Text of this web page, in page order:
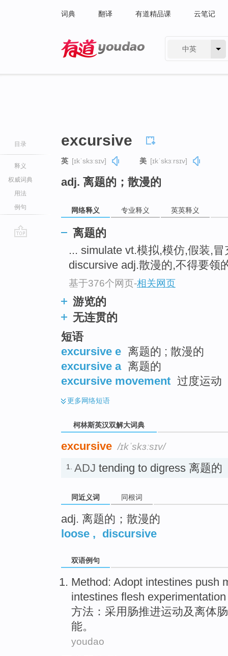
词典 翻译 有道精品课 云笔记
中英
目录
释义
权威词典
用法
例句
excursive
英 [ɪkˈskɜːsɪv] 美 [ɪkˈskɜːrsɪv]
adj. 离题的；散漫的
网络释义 专业释义 英英释义
离题的
... simulate vt.模拟,模仿,假装,
discursive adj.散漫的,不得要领
基于376个网页-相关网页
游览的
无连贯的
短语
excursive e 离题的 ; 散漫的
excursive a 离题的
excursive movement 过度运动
更多网络短语
柯林斯英汉双解大词典
excursive /ɪkˈskɜːsɪv/
1. ADJ tending to digress 离题的
同近义词 同根词
adj. 离题的；散漫的
loose , discursive
双语例句
Method: Adopt intestines push
intestines flesh experimentation
方法 ： 采用 肠推进运动及离体肠
能。
youdao